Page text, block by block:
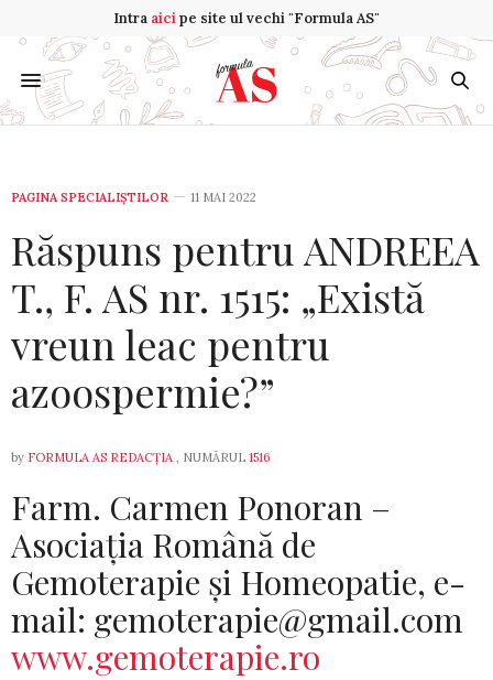
Intra aicipe site ul vechi "Formula AS"
PAGINA SPECIALIȘTILOR 11 MAI 2022
Răspuns pentru ANDREEA
T., F. AS nr. 1515: „Există
vreun leac pentru
azoospermie?”
by FORMULA AS REDACȚIA , NUMĂRUL 1516
Farm. Carmen Ponoran –
Asociația Română de
Gemoterapie și Homeopatie, e-
mail: gemoterapie@gmail.com
www.gemoterapie.ro